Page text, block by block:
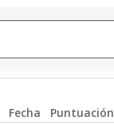
)
Fecha Puntuación